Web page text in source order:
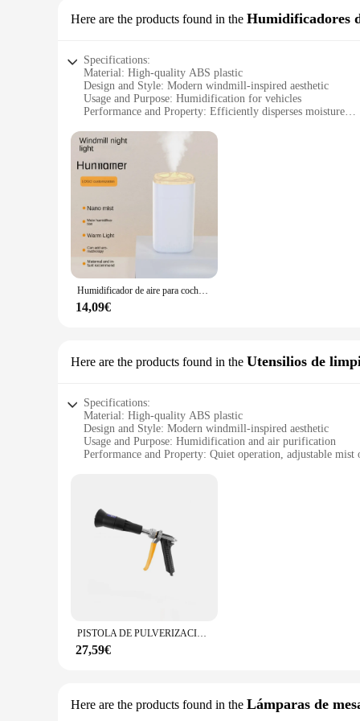
Here are the products found in the Humidificadores
Specifications:
Material: High-quality ABS plastic
Design and Style: Modern windmill-inspired aesthetic
Usage and Purpose: Humidification for vehicles
Performance and Property: Efficiently disperses moisture
Parts and Accessories: Includes a USB cable for easy charging
Features:
|Wholesale|Vendors|
The humidificador wind mill is a must-have accessory for
effectively humidifies the air, ensuring a refreshing
effective humidification solution on the go.
**Designed for Convenience and Style**
The humidificador wind mill stands out with its modern
addition to your daily commute. The device is not only
it withstands the rigors of daily use.
allows for quick and easy setup, ensuring that you can
friends and family who value comfort and convenience in
Humidificador de aire para coche, miniatomizador, purificador, pulverizador aromático, molino de viento USB, humidificador de luz nocturna para coche
14,09€
Here are the products found in the Utensilios de
Specifications:
Material: High-quality ABS plastic
Design and Style: Modern windmill-inspired aesthetic
Usage and Purpose: Humidification and air purification
Performance and Property: Quiet operation, adjustable mist
Features:
**Efficient Humidification and Air Purification**
The humidificador wind mill is a cutting-edge device that
space but also serves a dual purpose of humidifying and
humidity level to your preference. Whether you're
**Versatile and Eco-Friendly**
your space or provide a practical solution for your
PISTOLA DE PULVERIZACIÓN de pesticidas de alta presión, con campana de viento, buen efecto de atomización, adecuada para pulverización de pesticidas/Herramienta de jardín de riego
27,59€
Here are the products found in the Lámparas de